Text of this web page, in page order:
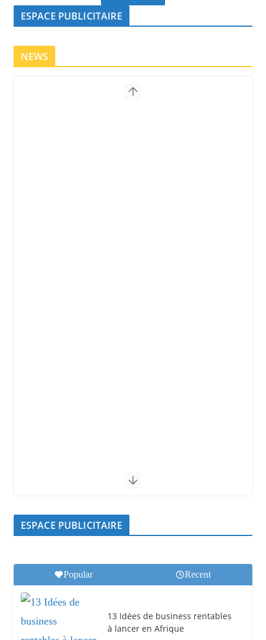
ESPACE PUBLICITAIRE
NEWS
ESPACE PUBLICITAIRE
Popular Recent
13 Idées de business rentables
à lancer en Afrique